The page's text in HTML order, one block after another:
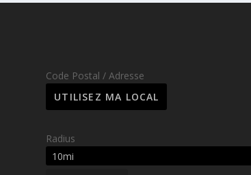
Code Postal / Adresse
Radius